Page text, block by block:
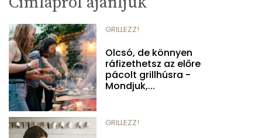
GRILLEZZ!
Olcsó, de könnyen
ráfizethetsz az előre
pácolt grillhúsra -
Mondjuk,...
GRILLEZZ!